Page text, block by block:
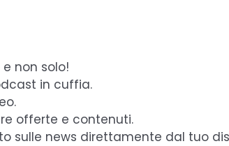
non solo!
in cuffia.
offerte e contenuti.
sulle news direttamente dal tuo